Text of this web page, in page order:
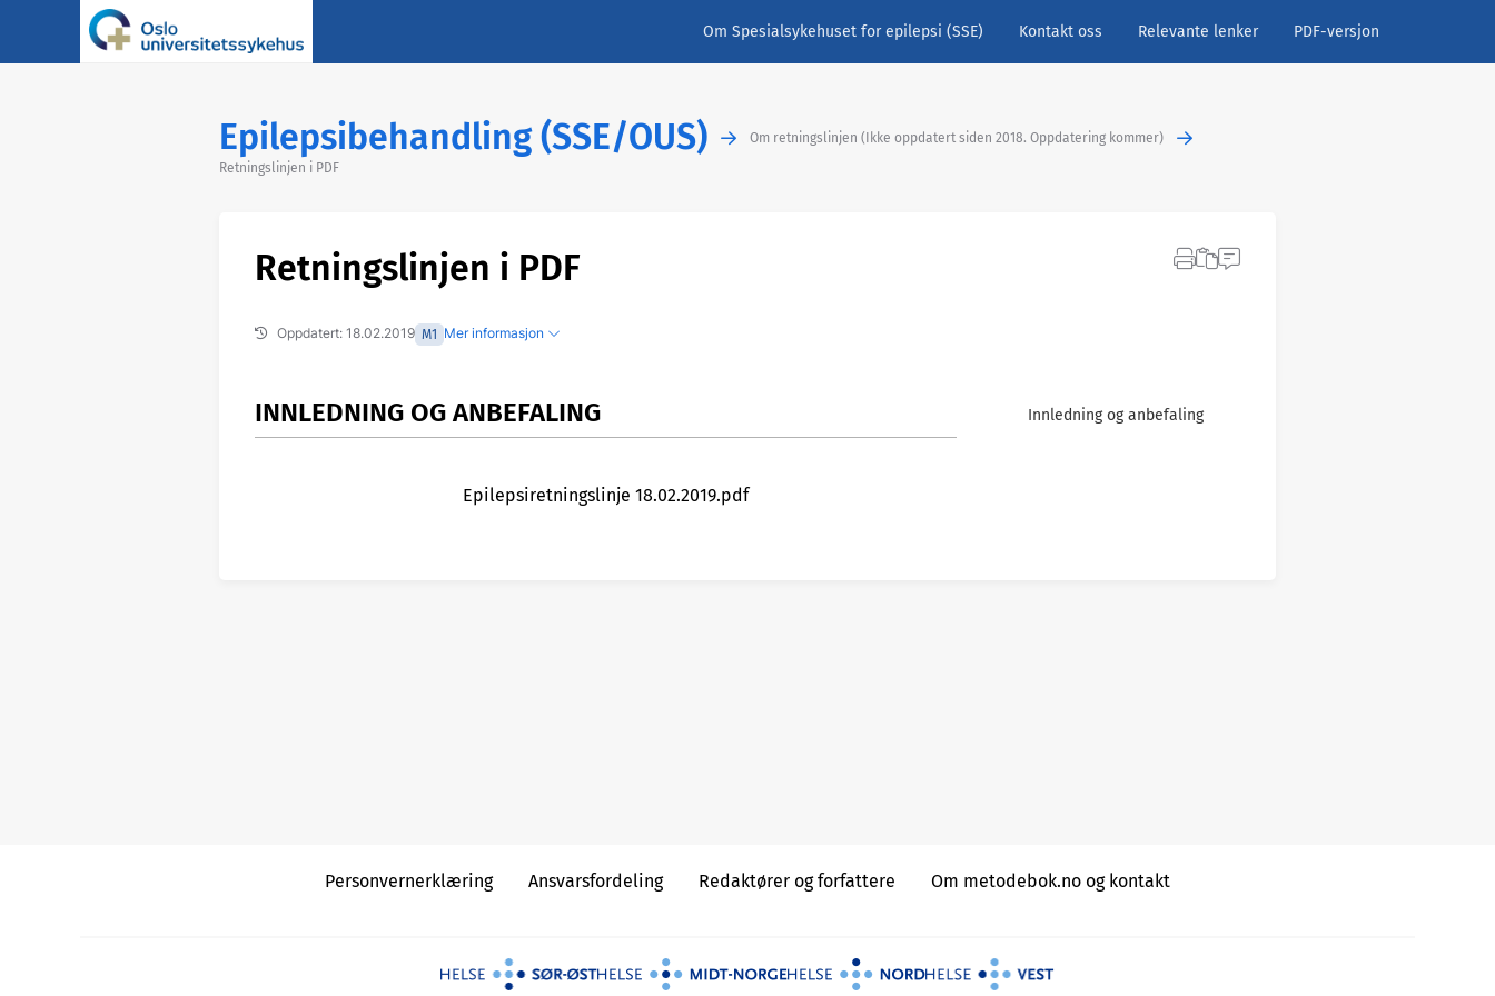
Om Spesialsykehuset for epilepsi (SSE) Kontakt oss Relevante lenker PDF-versjon
Epilepsibehandling (SSE/OUS)
Om retningslinjen (Ikke oppdatert siden 2018. Oppdatering kommer)
Retningslinjen i PDF
Retningslinjen i PDF
Oppdatert: 18.02.2019 M1 Mer informasjon
Tidligere versjoner
INNLEDNING OG ANBEFALING
Epilepsiretningslinje 18.02.2019.pdf
Innledning og anbefaling
Personvernerklæring Ansvarsfordeling Redaktører og forfattere Om metodebok.no og kontakt